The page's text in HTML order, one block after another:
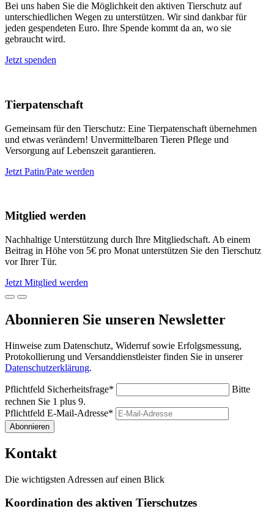
Bei uns haben Sie die Möglichkeit den aktiven Tierschutz auf
unterschiedlichen Wegen zu unterstützen. Wir sind dankbar für
jeden gespendeten Euro. Ihre Spende kommt da an, wo sie
gebraucht wird.
Jetzt spenden
Tierpatenschaft
Gemeinsam für den Tierschutz: Eine Tierpatenschaft übernehmen
und etwas verändern! Unvermittelbaren Tieren Pflege und
Versorgung auf Lebenszeit garantieren.
Jetzt Patin/Pate werden
Mitglied werden
Nachhaltige Unterstützung durch Ihre Mitgliedschaft. Ab einem
Beitrag in Höhe von 5€ pro Monat unterstützen Sie den Tierschutz
vor Ihrer Tür.
Jetzt Mitglied werden
Abonnieren Sie unseren Newsletter
Hinweise zum Datenschutz, Widerruf sowie Erfolgsmessung,
Protokollierung und Versanddienstleister finden Sie in unserer
Datenschutzerklärung.
Pflichtfeld Sicherheitsfrage*
Bitte
rechnen Sie 1 plus 9.
Pflichtfeld E-Mail-Adresse*
Abonnieren
Kontakt
Die wichtigsten Adressen auf einen Blick
Koordination des aktiven Tierschutzes